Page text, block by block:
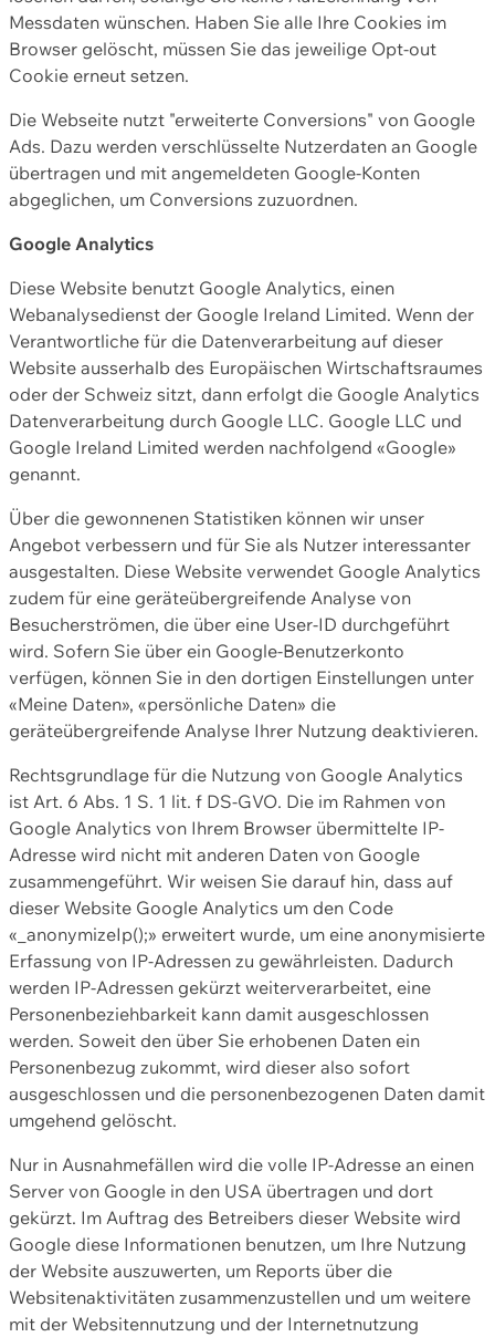
Messdaten wünschen. Haben Sie alle Ihre Cookies im
Browser gelöscht, müssen Sie das jeweilige Opt-out
Cookie erneut setzen.
Die Webseite nutzt "erweiterte Conversions" von Google
Ads. Dazu werden verschlüsselte Nutzerdaten an Google
übertragen und mit angemeldeten Google-Konten
abgeglichen, um Conversions zuzuordnen.
Google Analytics
Diese Website benutzt Google Analytics, einen
Webanalysedienst der Google Ireland Limited. Wenn der
Verantwortliche für die Datenverarbeitung auf dieser
Website ausserhalb des Europäischen Wirtschaftsraumes
oder der Schweiz sitzt, dann erfolgt die Google Analytics
Datenverarbeitung durch Google LLC. Google LLC und
Google Ireland Limited werden nachfolgend «Google»
genannt.
Über die gewonnenen Statistiken können wir unser
Angebot verbessern und für Sie als Nutzer interessanter
ausgestalten. Diese Website verwendet Google Analytics
zudem für eine geräteübergreifende Analyse von
Besucherströmen, die über eine User-ID durchgeführt
wird. Sofern Sie über ein Google-Benutzerkonto
verfügen, können Sie in den dortigen Einstellungen unter
«Meine Daten», «persönliche Daten» die
geräteübergreifende Analyse Ihrer Nutzung deaktivieren.
Rechtsgrundlage für die Nutzung von Google Analytics
ist Art. 6 Abs. 1 S. 1 lit. f DS-GVO. Die im Rahmen von
Google Analytics von Ihrem Browser übermittelte IP-
Adresse wird nicht mit anderen Daten von Google
zusammengeführt. Wir weisen Sie darauf hin, dass auf
dieser Website Google Analytics um den Code
«_anonymizeIp();» erweitert wurde, um eine anonymisierte
Erfassung von IP-Adressen zu gewährleisten. Dadurch
werden IP-Adressen gekürzt weiterverarbeitet, eine
Personenbeziehbarkeit kann damit ausgeschlossen
werden. Soweit den über Sie erhobenen Daten ein
Personenbezug zukommt, wird dieser also sofort
ausgeschlossen und die personenbezogenen Daten damit
umgehend gelöscht.
Nur in Ausnahmefällen wird die volle IP-Adresse an einen
Server von Google in den USA übertragen und dort
gekürzt. Im Auftrag des Betreibers dieser Website wird
Google diese Informationen benutzen, um Ihre Nutzung
der Website auszuwerten, um Reports über die
Websitenaktivitäten zusammenzustellen und um weitere
mit der Websitennutzung und der Internetnutzung